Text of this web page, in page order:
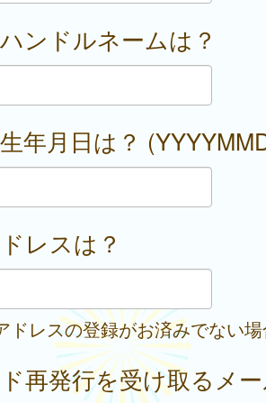
ンドルネームは？
年月日は？
レスは？
ドレスの登録がお済みでない
再発行を受け取るメ